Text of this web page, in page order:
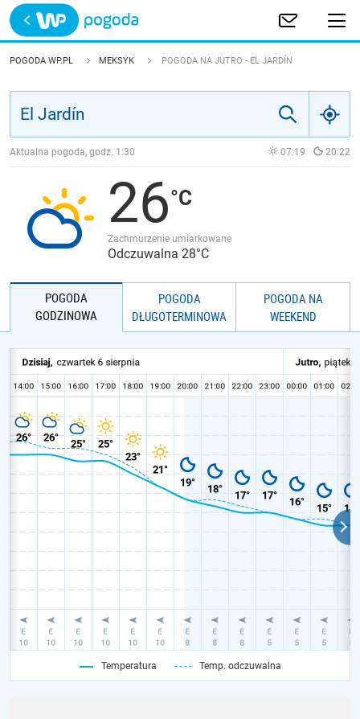
Trwa ładowanie
POLSKA
JAKOŚĆ POWIETRZA
POGODA WP.PL MEKSYK POGODA NA JUTRO - EL JARDÍN
Aktualna pogoda, godz. 1:30 07:19 20:22
26
Zachmurzenie umiarkowane
Odczuwalna 28°C
POGODA
GODZINOWA
POGODA
DŁUGOTERMINOWA
POGODA NA
WEEKEND
Temperatura Temp. odczuwalna